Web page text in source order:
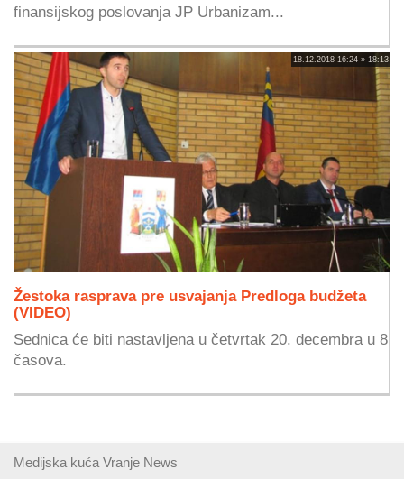
finansijskog poslovanja JP Urbanizam...
18.12.2018 16:24 » 18:13
Žestoka rasprava pre usvajanja Predloga budžeta
(VIDEO)
Sednica će biti nastavljena u četvrtak 20. decembra u 8
časova.
Medijska kuća Vranje News